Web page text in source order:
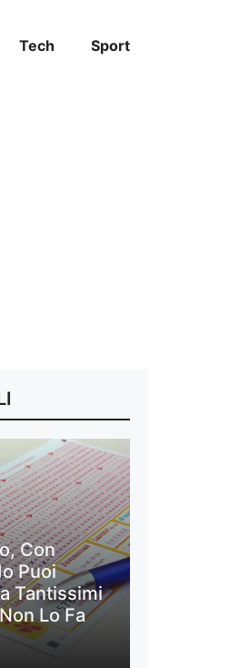
Tech Sport
Con
Puoi
Tantissimi
Lo Fa